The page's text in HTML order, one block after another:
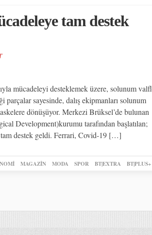
tam destek
mücadeleyi desteklemek üzere, solunum
parçalar sayesinde, dalış ekipmanları solunum
dönüşüyor. Merkezi Brüksel’de bulunan
Development)kurumu tarafından başlatılan;
tam destek geldi. Ferrari, Covid-19 […]
MAGAZİN MODA SPOR BT|EXTRA BT|PLUS+